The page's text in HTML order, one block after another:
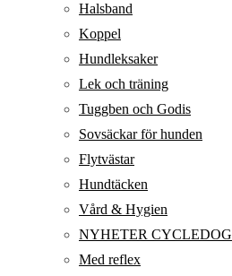
Halsband
Koppel
Hundleksaker
Lek och träning
Tuggben och Godis
Sovsäckar för hunden
Flytvästar
Hundtäcken
Vård & Hygien
NYHETER CYCLEDOG
Med reflex